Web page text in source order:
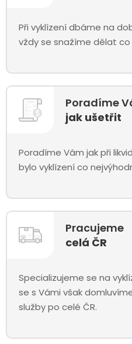
Při vyklízení dbáme na
vždy se snažíme dělat co
Poradíme
jak ušetřit
Poradíme Vám jak při
bylo vyklízení co
Pracujeme
celá ČR
Specializujeme se na
se s Vámi však
služby po celé ČR.